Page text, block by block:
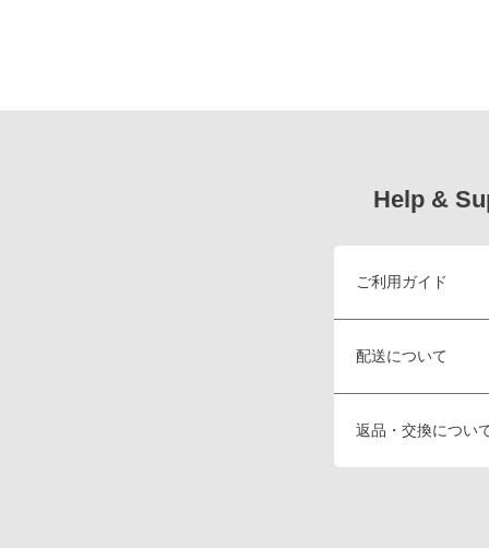
Help &
ご利用ガイド
配送について
返品・交換につい